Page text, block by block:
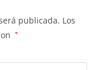
publicada. Los
*